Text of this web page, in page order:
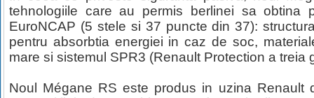
tehnologiile care au permis berlinei sa obtina
EuroNCAP (5 stele si 37 puncte din 37):
pentru absorbtia energiei in caz de soc,
mare si sistemul SPR3 (Renault Protection a treia
Noul Mégane RS este produs in uzina Renault